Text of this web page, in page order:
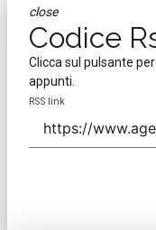
close
Codice
Clicca sul pulsante
appunti.
RSS link